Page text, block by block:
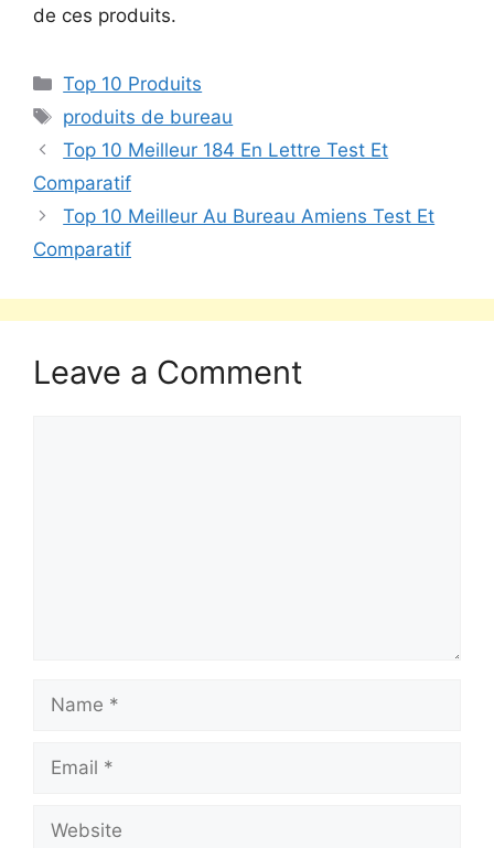
de ces produits.
Top 10 Produits
produits de bureau
Top 10 Meilleur 184 En Lettre Test Et
Comparatif
Top 10 Meilleur Au Bureau Amiens Test Et
Comparatif
Leave a Comment